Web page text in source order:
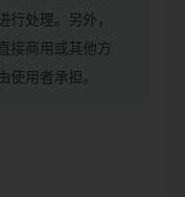
行处理。另外，
接商用或其他方
使用者承担。